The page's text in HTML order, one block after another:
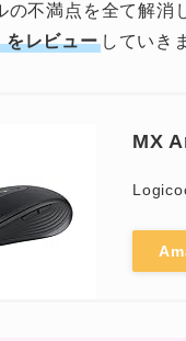
の不満点を全て解消
レビューしていき
MX